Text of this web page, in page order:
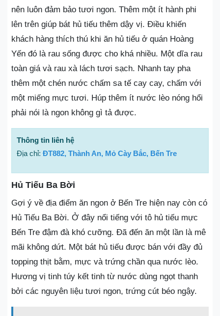
nên luôn đảm bảo tươi ngon. Thêm một ít hành phi
lên trên giúp bát hủ tiếu thêm dậy vị. Điều khiến
khách hàng thích thú khi ăn hủ tiếu ở quán Hoàng
Yến đó là rau sống được cho khá nhiều. Một dĩa rau
toàn giá và rau xà lách tươi sạch. Nhanh tay pha
thêm một chén nước chấm sa tế cay cay, chấm với
một miếng mực tươi. Húp thêm ít nước lèo nóng hổi
phải nói là ngon không gì tả được.
Thông tin liên hệ
Địa chỉ: ĐT882, Thành An, Mỏ Cày Bắc, Bến Tre
Hủ Tiếu Ba Bời
Gợi ý về địa điểm ăn ngon ở Bến Tre hiện nay còn có
Hủ Tiếu Ba Bời. Ở đây nổi tiếng với tô hủ tiếu mực
Bến Tre đậm đà khó cưỡng. Đã đến ăn một lần là mê
mãi không dứt. Một bát hủ tiếu được bán với đầy đủ
topping thịt bằm, mực và trứng chần qua nước lèo.
Hương vị tinh túy kết tinh từ nước dùng ngọt thanh
bởi các nguyên liệu tươi ngon, trứng cút béo ngậy.